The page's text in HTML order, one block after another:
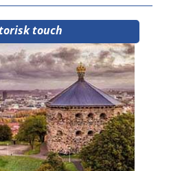
touch